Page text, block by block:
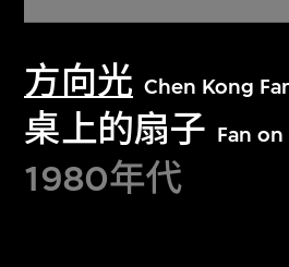
方向光 Chen Kong
桌上的扇子 Fan
1980年代
关于M+藏品
探索世界顶级的二十及二
文化藏品。